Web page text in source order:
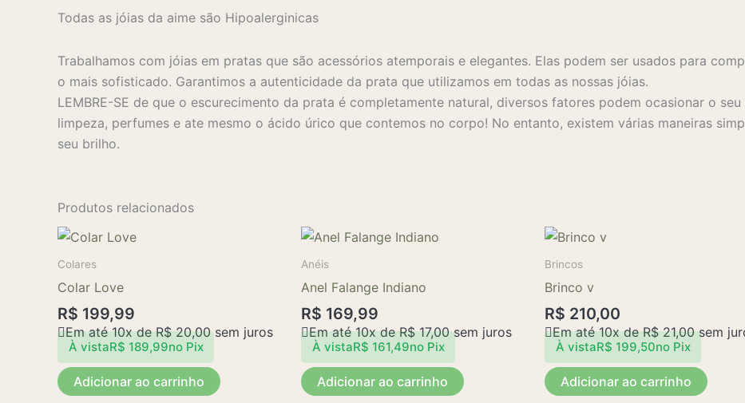
Todas as jóias da aime são Hipoalerginicas
Trabalhamos com jóias em pratas que são acessórios atemporais e elegantes. Elas podem ser usados para
o mais sofisticado. Garantimos a autenticidade da prata que utilizamos em todas as nossas jóias.
LEMBRE-SE de que o escurecimento da prata é completamente natural, diversos fatores podem ocasionar o
limpeza, perfumes e ate mesmo o ácido úrico que contemos no corpo! No entanto, existem várias maneiras
seu brilho.
Produtos relacionados
Colares
Colar Love
R$ 199,99
Em até 10x deR$20,00sem juros
À vistaR$ 189,99no Pix
Adicionar ao carrinho
Anéis
Anel Falange Indiano
R$ 169,99
Em até 10x deR$17,00sem juros
À vistaR$ 161,49no Pix
Adicionar ao carrinho
Brincos
Brinco v
R$ 210,00
Em até 10x deR$21,00sem
À vistaR$ 199,50no Pix
Adicionar ao carrinho